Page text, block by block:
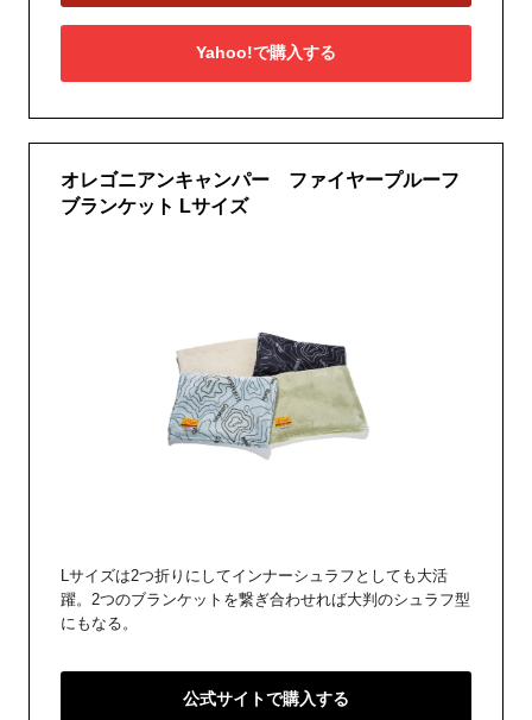
Yahoo!で購入する
オレゴニアンキャンパー ファイヤープルーフ
ブランケット Lサイズ
Lサイズは2つ折りにしてインナーシュラフとしても大活
躍。2つのブランケットを繋ぎ合わせれば大判のシュラフ型
にもなる。
公式サイトで購入する